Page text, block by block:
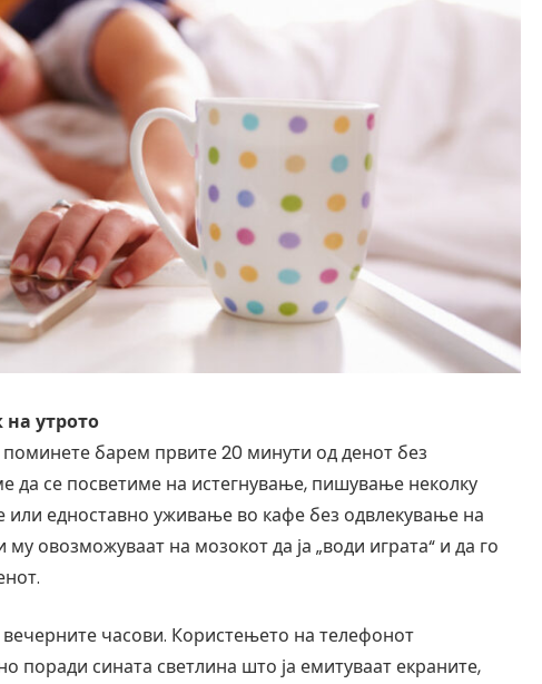
на утрото
барем првите 20 минути од денот без
да се посветиме на истегнување, пишување неколку
или едноставно уживање во кафе без одвлекување на
овозможуваат на мозокот да ја „води играта“ и да го
часови. Користењето на телефонот
поради сината светлина што ја емитуваат екраните,